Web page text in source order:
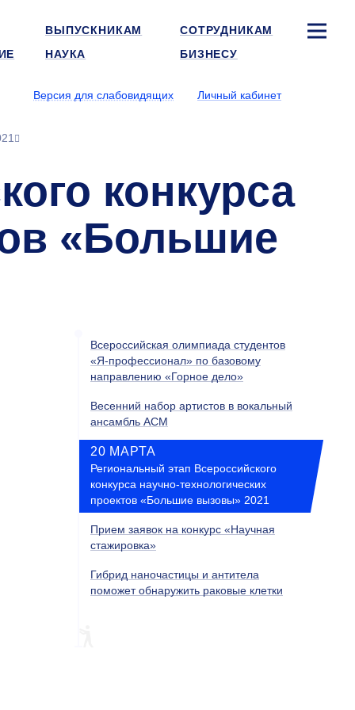
ВЫПУСКНИКАМ
СОТРУДНИКАМ
НАУКА БИЗНЕСУ
Версия для слабовидящих Личный кабинет
конкурса
«Большие
Всероссийская олимпиада студентов
«Я-профессионал» по базовому
направлению «Горное дело»
Весенний набор артистов в вокальный
ансамбль ACM
20 МАРТА
Региональный этап Всероссийского
конкурса научно-технологических
проектов «Большие вызовы» 2021
Прием заявок на конкурс «Научная
стажировка»
Гибрид наночастицы и антитела
поможет обнаружить раковые клетки